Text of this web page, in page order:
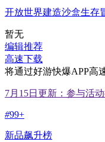
开放世界建造沙盒生存
暂无
编辑推荐
高速下载
将通过好游快爆APP高
7月15日更新：参与活
#99+
新品飙升榜